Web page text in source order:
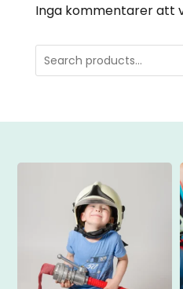
Inga kommentarer att